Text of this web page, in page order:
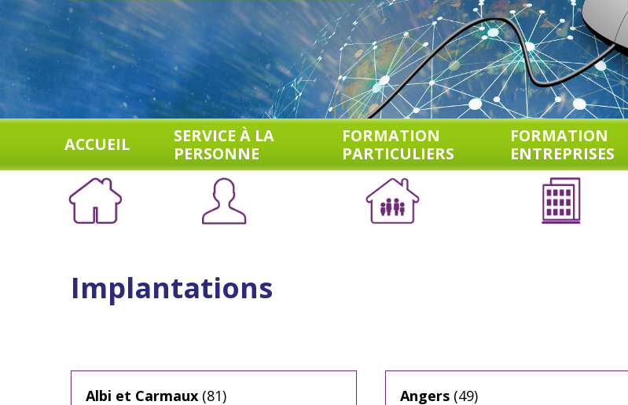
ACCUEIL
SERVICE À LA
PERSONNE
FORMATION
PARTICULIERS
FORMATION
ENTREPRISES
Implantations
Albi et Carmaux (81)
Angers (49)